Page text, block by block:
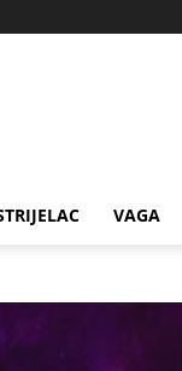
VAGA